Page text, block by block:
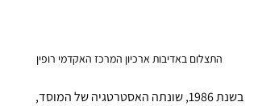
התצלום באדיבות ארכיון המרכז האקדמי רופין
בשנת 1986, שונתה האסטרטגיה של המוסד,